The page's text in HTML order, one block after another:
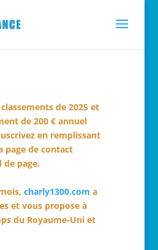
de 2025 et
de 200 € annuel
en remplissant
page de contact
de page.
charly1300.com a
et vous propose à
du Royaume-Uni et